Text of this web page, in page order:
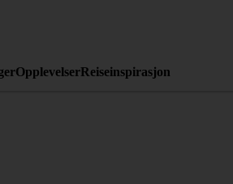
OpplevelserReiseinspirasjon